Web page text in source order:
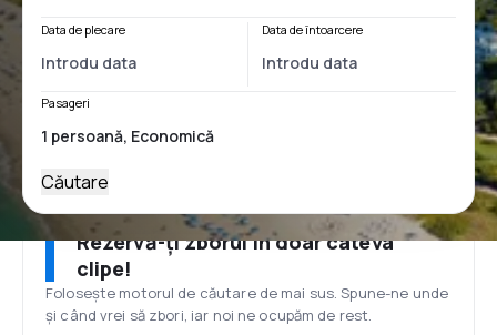
Data de plecare Data de întoarcere
Pasageri
Căutare
Rezervă-ți zborul în doar câteva
clipe!
Folosește motorul de căutare de mai sus. Spune-ne unde
și când vrei să zbori, iar noi ne ocupăm de rest.